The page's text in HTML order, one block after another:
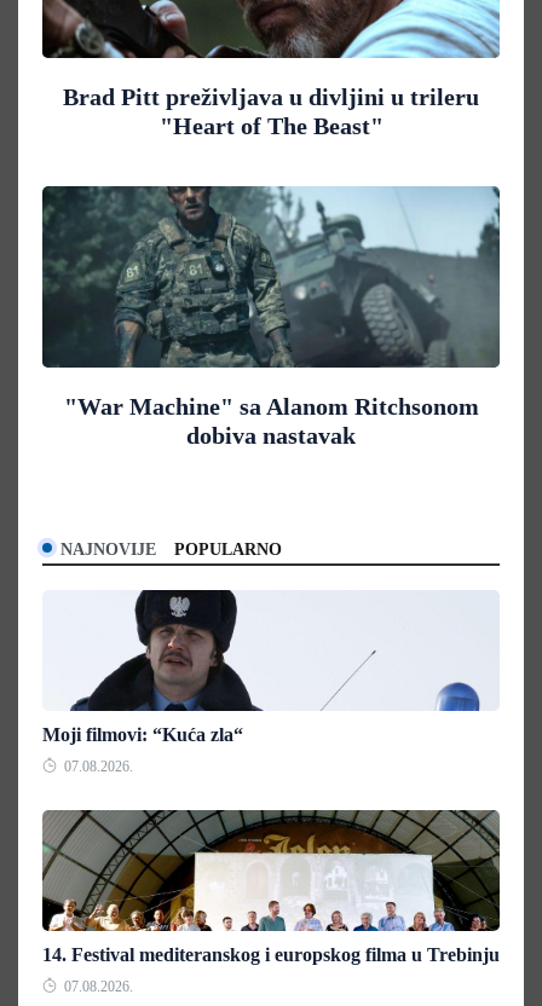
Brad Pitt preživljava u divljini u trileru
"Heart of The Beast"
"War Machine" sa Alanom Ritchsonom
dobiva nastavak
NAJNOVIJE POPULARNO
Moji filmovi: “Kuća zla“
07.08.2026.
14. Festival mediteranskog i europskog filma u Trebinju
07.08.2026.